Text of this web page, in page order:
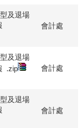
及退場
會計處
及退場
.zip 會計處
及退場
會計處